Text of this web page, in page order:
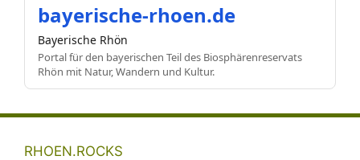
bayerische-rhoen.de
Bayerische Rhön
Portal für den bayerischen Teil des Biosphärenreservats
Rhön mit Natur, Wandern und Kultur.
RHOEN.ROCKS